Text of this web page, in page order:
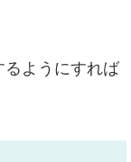
ようにすれば